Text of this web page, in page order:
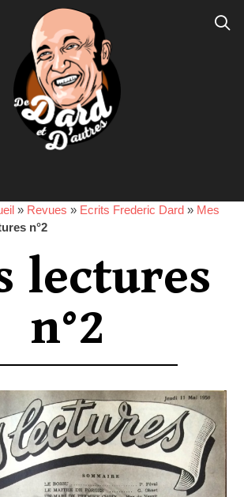
» Revues » Ecrits Frederic Dard » Mes
n°2
lectures
n°2